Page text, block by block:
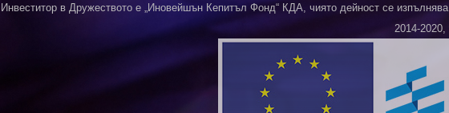
Инвеститор в Дружеството е „Иновейшън Кепитъл Фонд“ КДА, чиято дейност се
2014-